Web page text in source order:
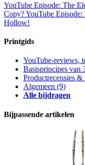
YouTube Episode: The
Copy?YouTube
Hollow!
Printgids
YouTube-reviews,
Basisprincipes van
Productrecensies &
Algemeen (9)
Alle bijdragen
Bijpassende artikelen